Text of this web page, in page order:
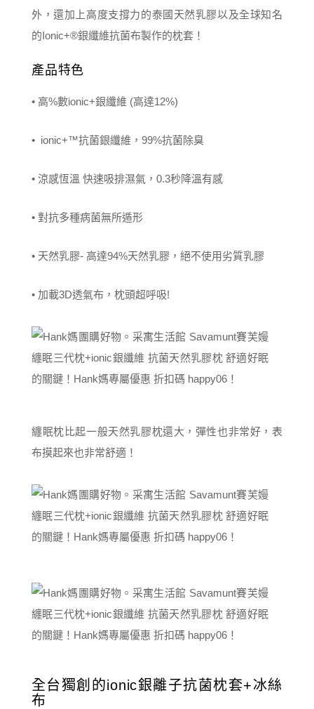
外，還加上高度支撐力的泰國天然乳膠以及全球知名
的Ionic+®銀纖維抗菌布製作的枕套！
產品特色
• 高%數ionic+銀纖維 (高達12%)
• ionic+™抗菌銀纖維，99%抗菌除臭
• 涼感恆溫 快速吸排濕氣，0.3秒降溫有感
• 對抗多種病菌無所遁形
• 天然乳膠- 高達94%天然乳膠，絕不使用劣質乳膠
• 加載3D透氣布，枕頭超呼吸!
纏眠枕比起一般天然乳膠枕還大，彈性也非常好，表
布摸起來也非常舒適！
全台獨創的ionic銀離子抗菌枕套+冰絲
布